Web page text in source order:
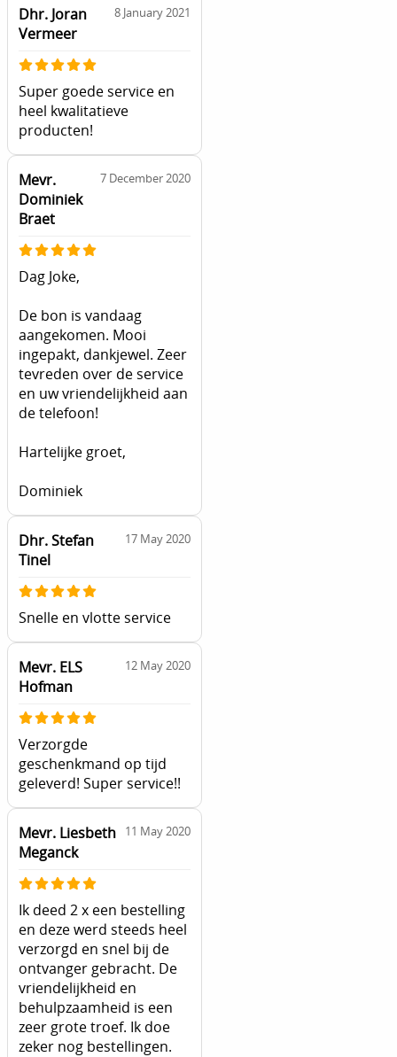
Dhr. Joran
Vermeer
8 January 2021
Super goede service en
heel kwalitatieve
producten!
Mevr.
Dominiek
Braet
7 December 2020
Dag Joke,
De bon is vandaag
aangekomen. Mooi
ingepakt, dankjewel. Zeer
tevreden over de service
en uw vriendelijkheid aan
de telefoon!
Hartelijke groet,
Dominiek
Dhr. Stefan
Tinel
17 May 2020
Snelle en vlotte service
Mevr. ELS
Hofman
12 May 2020
Verzorgde
geschenkmand op tijd
geleverd! Super service!!
Mevr. Liesbeth
Meganck
11 May 2020
Ik deed 2 x een bestelling
en deze werd steeds heel
verzorgd en snel bij de
ontvanger gebracht. De
vriendelijkheid en
behulpzaamheid is een
zeer grote troef. Ik doe
zeker nog bestellingen.